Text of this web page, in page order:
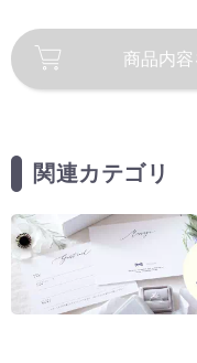
商品内容
関連カテゴリ